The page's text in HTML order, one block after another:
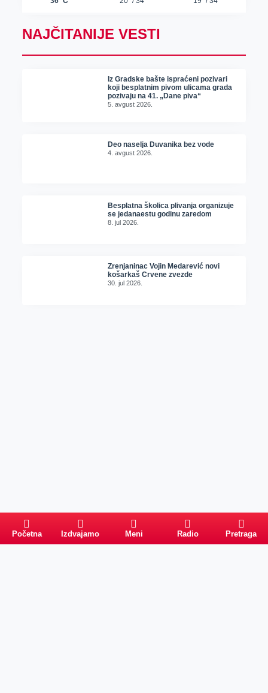
NAJČITANIJE VESTI
Iz Gradske bašte ispraćeni pozivari
koji besplatnim pivom ulicama grada
pozivaju na 41. „Dane piva“
5. avgust 2026.
Deo naselja Duvanika bez vode
4. avgust 2026.
Besplatna školica plivanja organizuje
se jedanaestu godinu zaredom
8. jul 2026.
Zrenjaninac Vojin Medarević novi
košarkaš Crvene zvezde
30. jul 2026.
Početna Izdvajamo Meni Radio Pretraga